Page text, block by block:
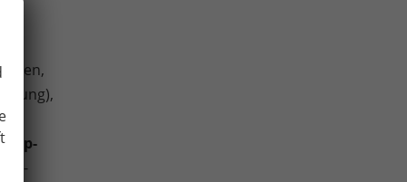
, Tire-